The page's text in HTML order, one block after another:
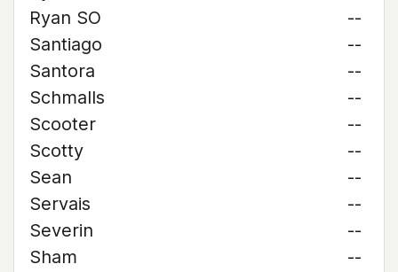
Ryan SO
--
Santiago
--
Santora
--
Schmalls
--
Scooter
--
Scotty
--
Sean
--
Servais
--
Severin
--
Sham
--